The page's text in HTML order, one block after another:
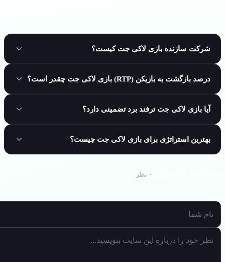
شرکت سازنده بازی لاکی جت کیست؟
درصد بازگشت به بازیکن (RTP) بازی لاکی جت چقدر است؟
آیا بازی لاکی جت ترفند برد تضمینی دارد؟
بهترین استراتژی برای بازی لاکی جت چیست؟
نظر